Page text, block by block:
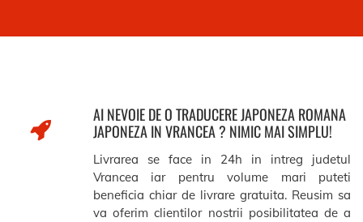
AI NEVOIE DE O TRADUCERE JAPONEZA ROMANA
JAPONEZA IN VRANCEA ? NIMIC MAI SIMPLU!
Livrarea se face in 24h in intreg judetul
Vrancea iar pentru volume mari puteti
beneficia chiar de livrare gratuita. Reusim sa
va oferim clientilor nostrii posibilitatea de a